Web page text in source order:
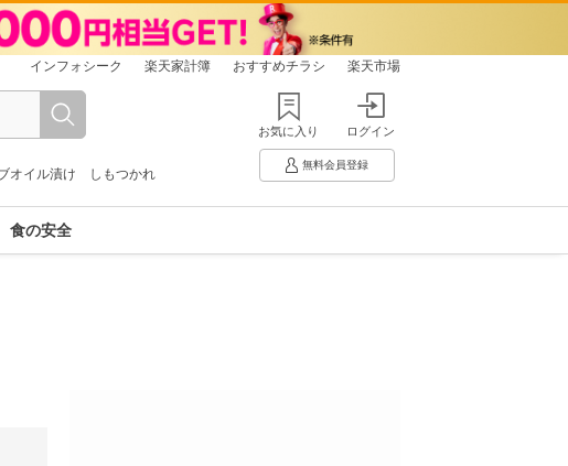
インフォシーク 楽天家計簿 おすすめチラシ 楽天市場
オイル漬け しもつかれ
お気に入り ログイン
無料会員登録
食の安全